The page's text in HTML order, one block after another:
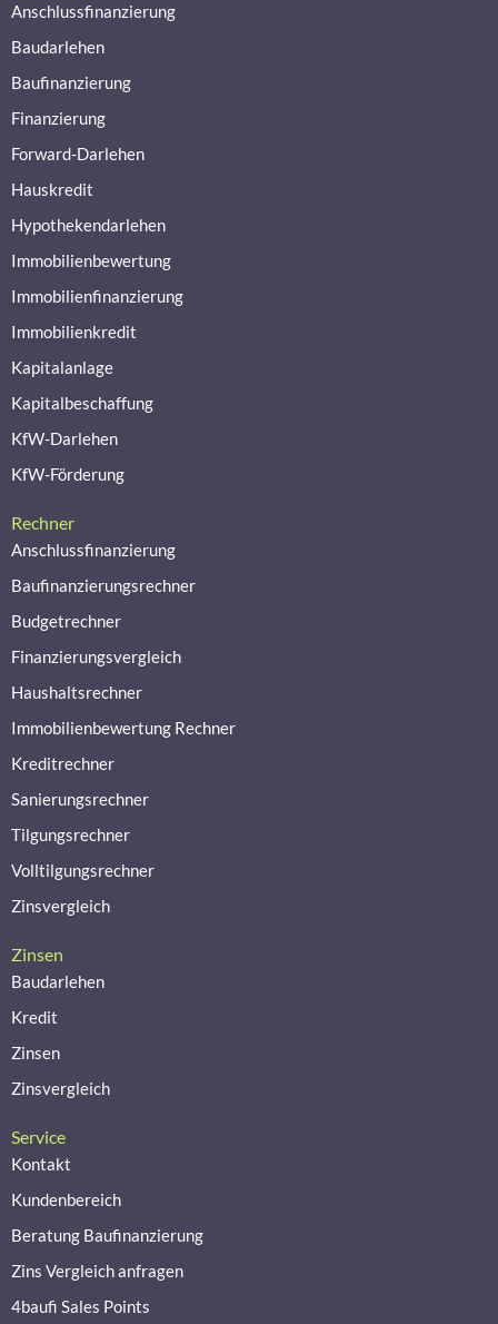
Anschlussfinanzierung
Baudarlehen
Baufinanzierung
Finanzierung
Forward-Darlehen
Hauskredit
Hypothekendarlehen
Immobilienbewertung
Immobilienfinanzierung
Immobilienkredit
Kapitalanlage
Kapitalbeschaffung
KfW-Darlehen
KfW-Förderung
Rechner
Anschlussfinanzierung
Baufinanzierungsrechner
Budgetrechner
Finanzierungsvergleich
Haushaltsrechner
Immobilienbewertung Rechner
Kreditrechner
Sanierungsrechner
Tilgungsrechner
Volltilgungsrechner
Zinsvergleich
Zinsen
Baudarlehen
Kredit
Zinsen
Zinsvergleich
Service
Kontakt
Kundenbereich
Beratung Baufinanzierung
Zins Vergleich anfragen
4baufi Sales Points